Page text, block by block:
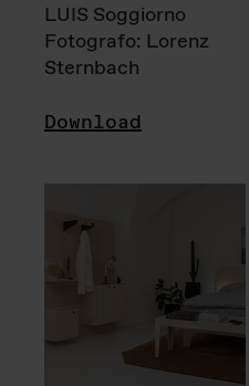
LUIS Soggiorno
Fotografo: Lorenz
Sternbach
Download